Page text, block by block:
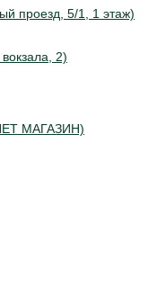
проезд, 5/1, 1 этаж)
2)
МАГАЗИН)